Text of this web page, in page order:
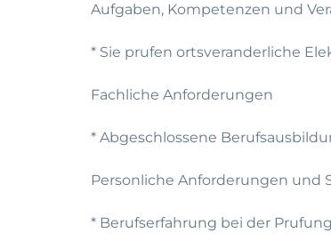
Aufgaben, Kompetenzen und
* Sie prufen ortsveranderliche
Fachliche Anforderungen
* Abgeschlossene
Personliche Anforderungen und
* Berufserfahrung bei der